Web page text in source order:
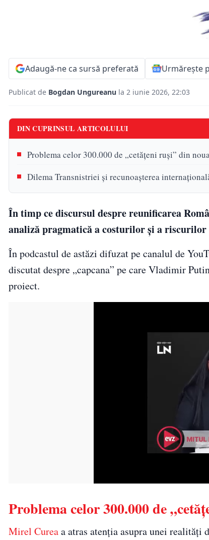
Adaugă-ne ca sursă preferată Urmărește
Publicat de Bogdan Ungureanu la 2 iunie 2026, 22:03
DIN CUPRINSUL ARTICOLULUI
Problema celor 300.000 de „cetățeni ruși” din
Dilema Transnistriei și recunoașterea
În timp ce discursul despre reunificarea
analiză pragmatică a costurilor și a
În podcastul de astăzi difuzat pe canalul de
discutat despre „capcana” pe care Vladimir
proiect.
Problema celor 300.000 de
Mirel Cureaa atras atenția asupra unei realități